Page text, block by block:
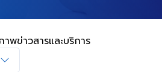
าพข่าวสารและบริการ